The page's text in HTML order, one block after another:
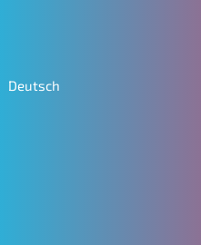
Deutsch